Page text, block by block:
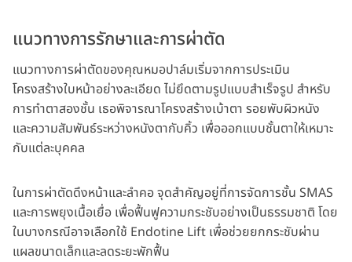
แนวทางการรักษาและการผ่าตัด
แนวทางการผ่าตัดของคุณหมอปาล์มเริ่มจากการประเมิน
โครงสร้างใบหน้าอย่างละเอียด ไม่ยึดตามรูปแบบสำเร็จรูป สำหรับ
การทำตาสองชั้น เธอพิจารณาโครงสร้างเบ้าตา รอยพับผิวหนัง
และความสัมพันธ์ระหว่างหนังตากับคิ้ว เพื่อออกแบบชั้นตาให้เหมาะ
กับแต่ละบุคคล
ในการผ่าตัดดึงหน้าและลำคอ จุดสำคัญอยู่ที่การจัดการชั้น SMAS
และการพยุงเนื้อเยื่อ เพื่อฟื้นฟูความกระชับอย่างเป็นธรรมชาติ โดย
ในบางกรณีอาจเลือกใช้ Endotine Lift เพื่อช่วยยกกระชับผ่าน
แผลขนาดเล็กและลดระยะพักฟื้น